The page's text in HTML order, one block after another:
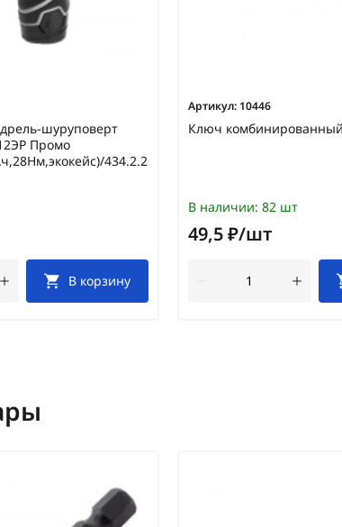
шуруповерт
Промо
434.2.2.20
В корзину
Артикул: 10446
Ключ
В наличии: 82 шт
49,5 ₽/шт